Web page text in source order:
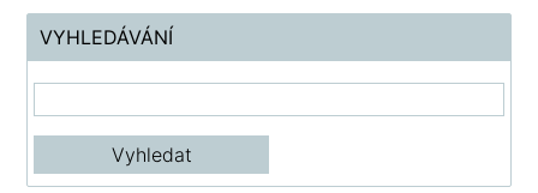
VYHLEDÁVÁNÍ